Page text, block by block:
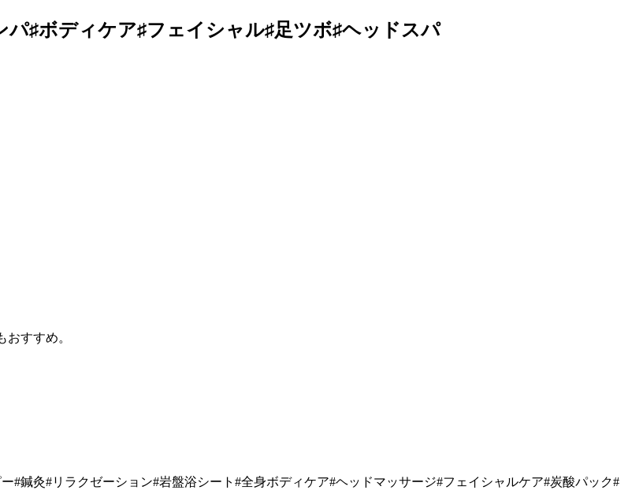
♯ボディケア♯フェイシャル♯足ツボ♯ヘッドスパ
すすめ。
#鍼灸#リラクゼーション#岩盤浴シート#全身ボディケア#ヘッドマッサージ#フェイシャルケア#炭酸パック#